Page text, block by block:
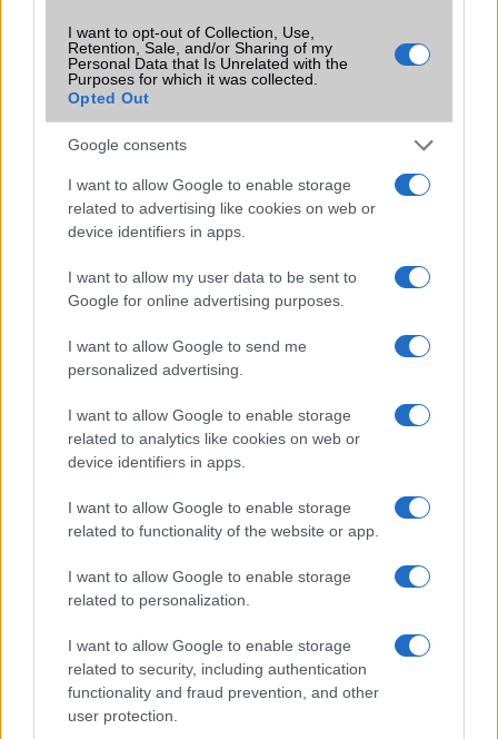
I want to opt-out of Collection, Use,
Retention, Sale, and/or Sharing of my
Personal Data that Is Unrelated with the
Purposes for which it was collected.
Opted Out
Google consents
I want to allow Google to enable storage
related to advertising like cookies on web or
device identifiers in apps.
I want to allow my user data to be sent to
Google for online advertising purposes.
I want to allow Google to send me
personalized advertising.
I want to allow Google to enable storage
related to analytics like cookies on web or
device identifiers in apps.
I want to allow Google to enable storage
related to functionality of the website or app.
I want to allow Google to enable storage
related to personalization.
I want to allow Google to enable storage
related to security, including authentication
functionality and fraud prevention, and other
user protection.
KAPCSOLÓDÓ HÍREK
Megérkezik az iPhone 17 Air: Az ultra-vékony kijelzőméret
összehasonlítása a Pro és Pro Max modellekkel
iPhone 17 Pro Max exkluzív kamerás előnyt kaphat az
iPhone 17 Pro-val szemben
akkumulátoridőben az iPhone 17 Pro-val szemben
szeptemberi bemutatójáról tudni érdemes
Drágulhatnak az iPhone 17 modellek – íme a várható árak
iPhone 17 pletykák: ugrik a RAM és tárhely az összes
modellnél – készülj a meglepetésre
kamera – minden, amit a felhasználók vártak
Meglepő korlátozás: az iPhone 17 sem kapja meg az iOS
27 összes új AI-funkcióját
LEGOLVASOTTABBAK